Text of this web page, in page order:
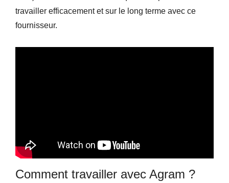
travailler efficacement et sur le long terme avec ce
fournisseur.
Comment travailler avec Agram ?